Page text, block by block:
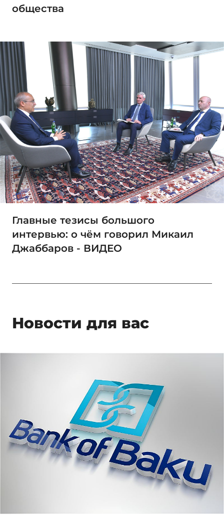
общества
Главные тезисы большого
интервью: о чём говорил Микаил
Джаббаров - ВИДЕО
Новости для вас